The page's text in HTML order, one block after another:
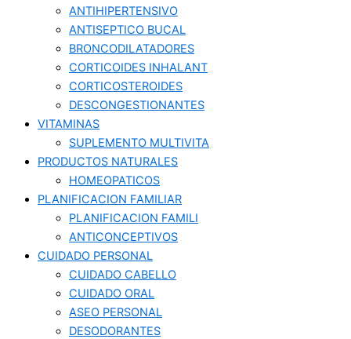
ANTIHIPERTENSIVO
ANTISEPTICO BUCAL
BRONCODILATADORES
CORTICOIDES INHALANT
CORTICOSTEROIDES
DESCONGESTIONANTES
VITAMINAS
SUPLEMENTO MULTIVITA
PRODUCTOS NATURALES
HOMEOPATICOS
PLANIFICACION FAMILIAR
PLANIFICACION FAMILI
ANTICONCEPTIVOS
CUIDADO PERSONAL
CUIDADO CABELLO
CUIDADO ORAL
ASEO PERSONAL
DESODORANTES